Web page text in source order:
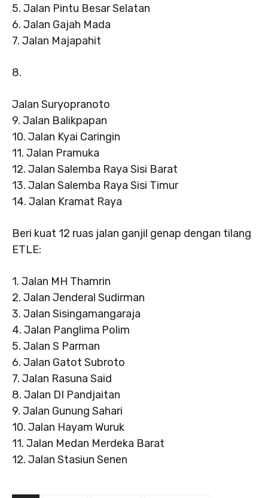
5. Jalan Pintu Besar Selatan
6. Jalan Gajah Mada
7. Jalan Majapahit
8.
Jalan Suryopranoto
9. Jalan Balikpapan
10. Jalan Kyai Caringin
11. Jalan Pramuka
12. Jalan Salemba Raya Sisi Barat
13. Jalan Salemba Raya Sisi Timur
14. Jalan Kramat Raya
Beri kuat 12 ruas jalan ganjil genap dengan tilang
ETLE:
1. Jalan MH Thamrin
2. Jalan Jenderal Sudirman
3. Jalan Sisingamangaraja
4. Jalan Panglima Polim
5. Jalan S Parman
6. Jalan Gatot Subroto
7. Jalan Rasuna Said
8. Jalan DI Pandjaitan
9. Jalan Gunung Sahari
10. Jalan Hayam Wuruk
11. Jalan Medan Merdeka Barat
12. Jalan Stasiun Senen